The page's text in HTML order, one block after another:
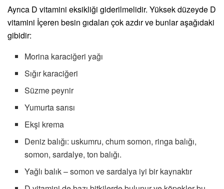
Ayrıca D vitamini eksikliği giderilmelidir. Yüksek düzeyde D
vitamini İçeren besin gıdaları çok azdır ve bunlar aşağıdaki
gibidir:
Morina karaciğeri yağı
Sığır karaciğeri
Süzme peynir
Yumurta sarısı
Ekşi krema
Deniz balığı: uskumru, chum somon, ringa balığı,
somon, sardalye, ton balığı.
Yağlı balık – somon ve sardalya iyi bir kaynaktır